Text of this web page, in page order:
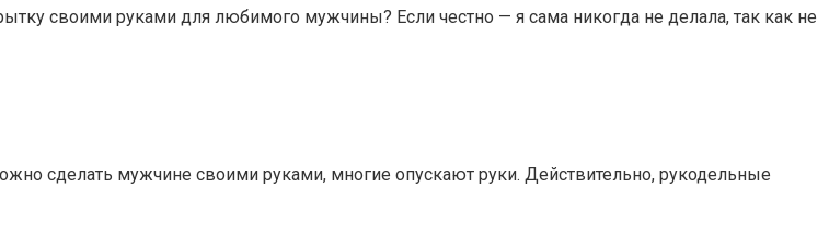
своими руками для любимого мужчины? Если честно — я сама никогда не делала, так как не
сделать мужчине своими руками, многие опускают руки. Действительно, рукодельные